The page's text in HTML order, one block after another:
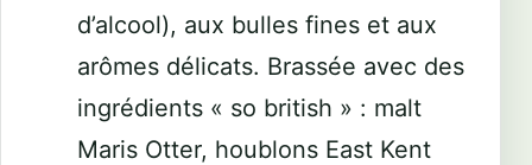
d’alcool), aux bulles fines et aux
arômes délicats. Brassée avec des
ingrédients « so british » : malt
Maris Otter, houblons East Kent